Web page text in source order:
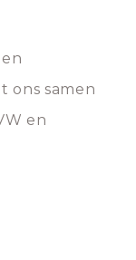
ons samen
en